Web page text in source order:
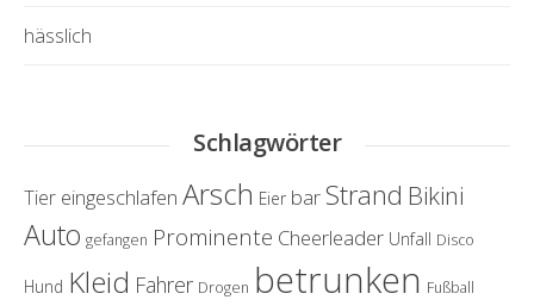
hässlich
Schlagwörter
Tier eingeschlafen Arsch Eier bar Strand Bikini
Auto gefangen Prominente Cheerleader Unfall Disco
Hund Kleid Fahrer Drogen betrunken Fußball